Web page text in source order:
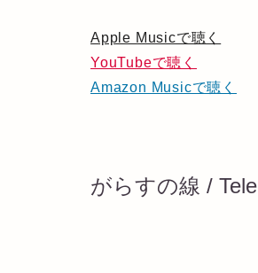
Apple Musicで聴く
YouTubeで聴く
Amazon Musicで聴く
がらすの線 / Tele